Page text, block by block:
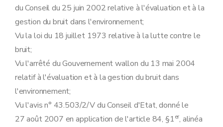
du Conseil du 25 juin 2002 relative à l'évaluation et à la
gestion du bruit dans l'environnement;
Vu la loi du 18 juillet 1973 relative à la lutte contre le
bruit;
Vu l'arrêté du Gouvernement wallon du 13 mai 2004
relatif à l'évaluation et à la gestion du bruit dans
l'environnement;
Vu l'avis n° 43.503/2/V du Conseil d'Etat, donné le
27 août 2007 en application de l'article 84, §1er, alinéa